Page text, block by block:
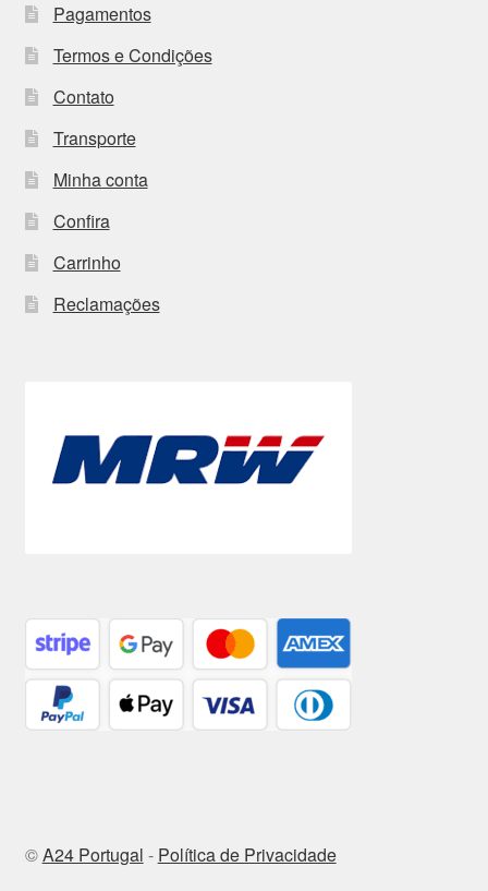
Pagamentos
Termos e Condições
Contato
Transporte
Minha conta
Confira
Carrinho
Reclamações
©A24 Portugal - Política de Privacidade